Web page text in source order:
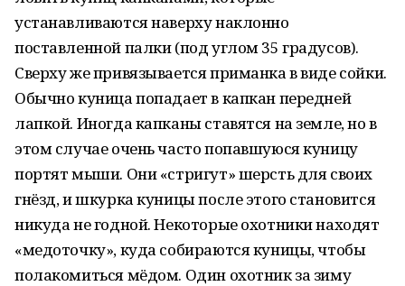
устанавливаются наверху наклонно
поставленной палки (под углом 35 градусов).
Сверху же привязывается приманка в виде сойки.
Обычно куница попадает в капкан передней
лапкой. Иногда капканы ставятся на земле, но в
этом случае очень часто попавшуюся куницу
портят мыши. Они «стригут» шерсть для своих
гнёзд, и шкурка куницы после этого становится
никуда не годной. Некоторые охотники находят
«медоточку», куда собираются куницы, чтобы
полакомиться мёдом. Один охотник за зиму